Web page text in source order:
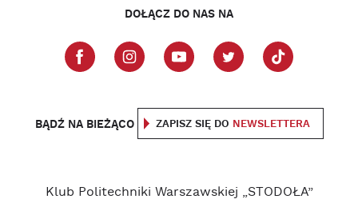
DOŁĄCZ DO NAS NA
BĄDŹ NA BIEŻĄCO ZAPISZ SIĘ DO NEWSLETTERA
Klub Politechniki Warszawskiej „STODOŁA”